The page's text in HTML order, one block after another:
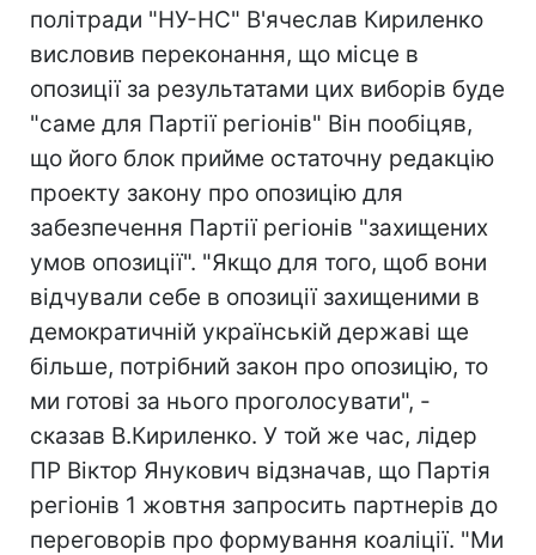
політради "НУ-НС" В'ячеслав Кириленко
висловив переконання, що місце в
опозиції за результатами цих виборів буде
"саме для Партії регіонів" Він пообіцяв,
що його блок прийме остаточну редакцію
проекту закону про опозицію для
забезпечення Партії регіонів "захищених
умов опозиції". "Якщо для того, щоб вони
відчували себе в опозиції захищеними в
демократичній українській державі ще
більше, потрібний закон про опозицію, то
ми готові за нього проголосувати", -
сказав В.Кириленко. У той же час, лідер
ПР Віктор Янукович відзначав, що Партія
регіонів 1 жовтня запросить партнерів до
переговорів про формування коаліції. "Ми